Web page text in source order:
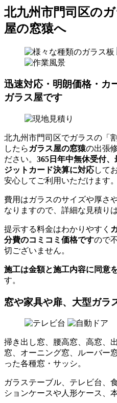
北九州市門司区の
屋の窓猿へ
迅速対応・明朗価格・カ
ガラス屋です
北九州市門司区でガラスの「
したら ガラス屋の窓猿の出張
ださい。 365日年中無休受付
ジットカード決算に対応して
安心してご利用いただけます。
費用はガラスのサイズや厚さ
なりますので、詳細な見積り
提示する料金はわかりやすく
分費のコミコミ価格ですので
切ございません。
施工は金額と施工内容に同意
す。
窓や家具や扉、大型ガラ
掃き出し窓、腰高窓、高窓、
窓、オーニング窓、ルーバー
った各種窓・サッシ。
ガラステーブル、テレビ台、
ションケースや人形ケース、